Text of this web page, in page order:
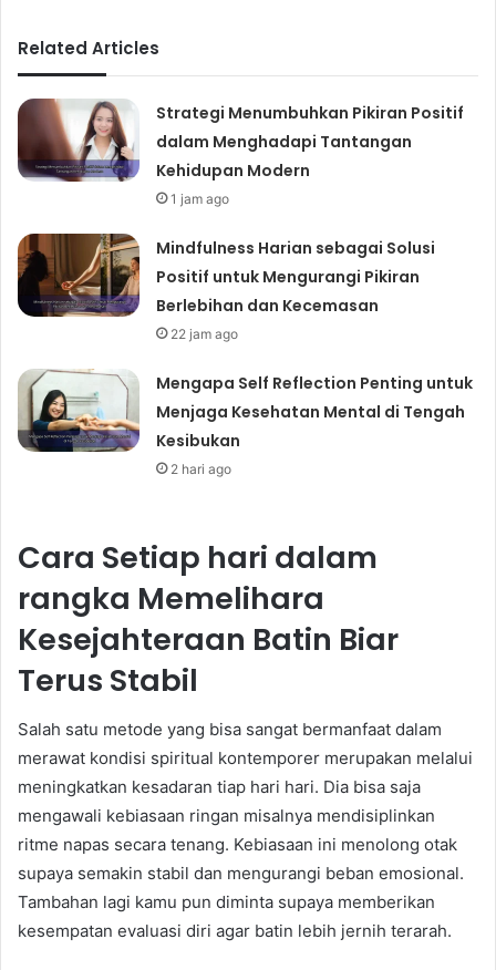
Related Articles
Strategi Menumbuhkan Pikiran Positif
dalam Menghadapi Tantangan
Kehidupan Modern
1 jam ago
Mindfulness Harian sebagai Solusi
Positif untuk Mengurangi Pikiran
Berlebihan dan Kecemasan
22 jam ago
Mengapa Self Reflection Penting untuk
Menjaga Kesehatan Mental di Tengah
Kesibukan
2 hari ago
Cara Setiap hari dalam
rangka Memelihara
Kesejahteraan Batin Biar
Terus Stabil
Salah satu metode yang bisa sangat bermanfaat dalam
merawat kondisi spiritual kontemporer merupakan melalui
meningkatkan kesadaran tiap hari hari. Dia bisa saja
mengawali kebiasaan ringan misalnya mendisiplinkan
ritme napas secara tenang. Kebiasaan ini menolong otak
supaya semakin stabil dan mengurangi beban emosional.
Tambahan lagi kamu pun diminta supaya memberikan
kesempatan evaluasi diri agar batin lebih jernih terarah.